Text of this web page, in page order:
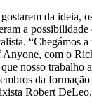
da ideia,
a possibilidade
“Chegámos
com o
nosso trabalho
da
Robert